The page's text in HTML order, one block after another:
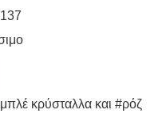
κρύσταλλα και #ρόζ